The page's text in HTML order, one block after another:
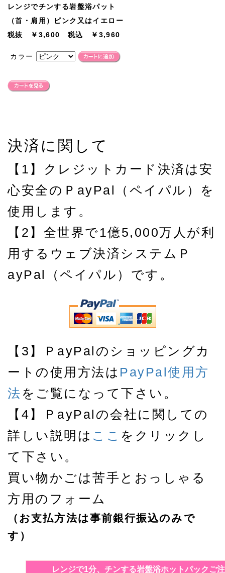
レンジでチンする岩盤浴パット
（首・肩用）ピンク又はイエロー
税抜 ￥3,600 税込 ￥3,960
カラー
決済に関して
【1】クレジットカード決済は安
心安全のＰayPal（ペイパル）を
使用します。
【2】全世界で1億5,000万人が利
用するウェブ決済システムＰ
ayPal（ペイパル）です。
【3】ＰayPalのショッピングカ
ートの使用方法は PayPal使用方
法 をご覧になって下さい。
【4】ＰayPalの会社に関しての
詳しい説明は ここ をクリックし
て下さい。
買い物かごは苦手とおっしゃる
方用のフォーム
（お支払方法は事前銀行振込のみで
す）